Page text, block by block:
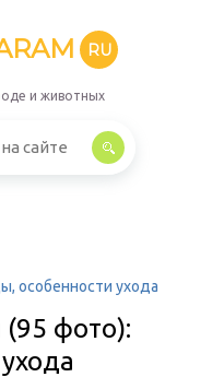
RU
и животных
особенности ухода
фото):